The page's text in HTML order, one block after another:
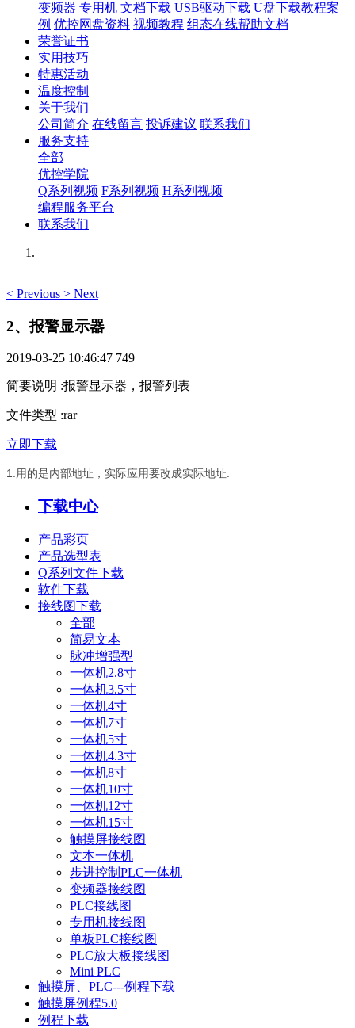
变频器 专用机 文档下载 USB驱动下载 U盘下载教程案
例 优控网盘资料 视频教程 组态在线帮助文档
荣誉证书
实用技巧
特惠活动
温度控制
关于我们
公司简介 在线留言 投诉建议 联系我们
服务支持
全部
优控学院
Q系列视频 F系列视频 H系列视频
编程服务平台
联系我们
< Previous > Next
2、报警显示器
2019-03-25 10:46:47 749
简要说明 :报警显示器，报警列表
文件类型 :rar
立即下载
1.用的是内部地址，实际应用要改成实际地址.
下载中心
产品彩页
产品选型表
Q系列文件下载
软件下载
接线图下载
全部
简易文本
脉冲增强型
一体机2.8寸
一体机3.5寸
一体机4寸
一体机7寸
一体机5寸
一体机4.3寸
一体机8寸
一体机10寸
一体机12寸
一体机15寸
触摸屏接线图
文本一体机
步进控制PLC一体机
变频器接线图
PLC接线图
专用机接线图
单板PLC接线图
PLC放大板接线图
Mini PLC
触摸屏、PLC---例程下载
触摸屏例程5.0
例程下载